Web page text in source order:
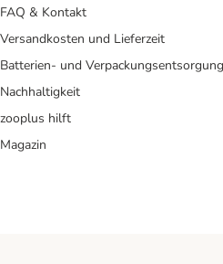
FAQ & Kontakt
Versandkosten und Lieferzeit
Batterien- und Verpackungsentsorgung
Nachhaltigkeit
zooplus hilft
Magazin